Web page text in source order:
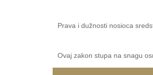
Prava i dužnosti nosioca
Ovaj zakon stupa na snagu